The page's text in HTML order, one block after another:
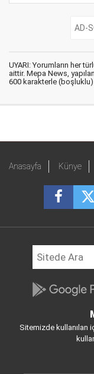
UYARI: Yorumların her
aittir. Mepa News,
600 karakterle (boşluklu)
Anasayfa Künye
Sitemizde kullanılan